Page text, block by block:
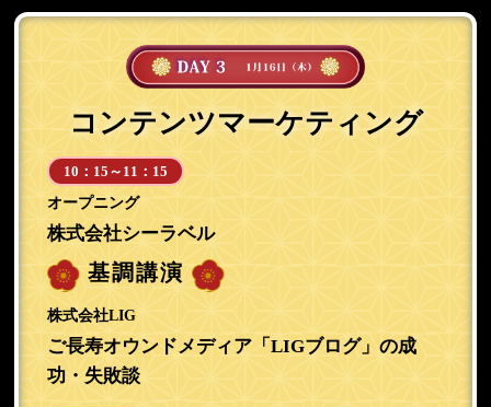
コンテンツマーケティング
10：15～11：15
オープニング
株式会社シーラベル
基調講演
株式会社LIG
ご長寿オウンドメディア「LIGブログ」の成
功・失敗談